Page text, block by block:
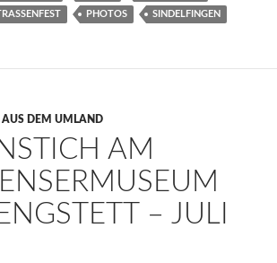
PHOTOS SINDELFINGEN
AUS DEM UMLAND
AM
– JULI